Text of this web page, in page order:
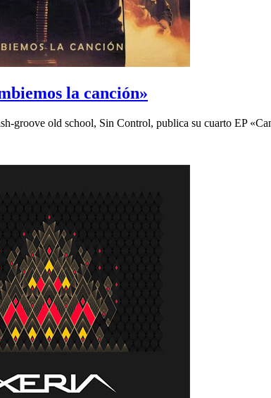
la canción»
groove old school, Sin Control, publica su cuarto EP